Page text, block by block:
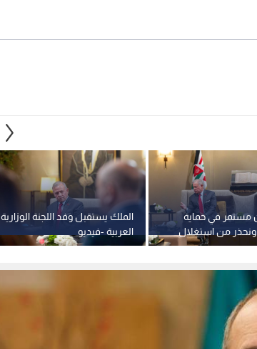
الملك يستقبل وفد اللجنة الوزارية
العربية -فيديو
مستمر في حماية
من استغلال
لفرض واقع جديد